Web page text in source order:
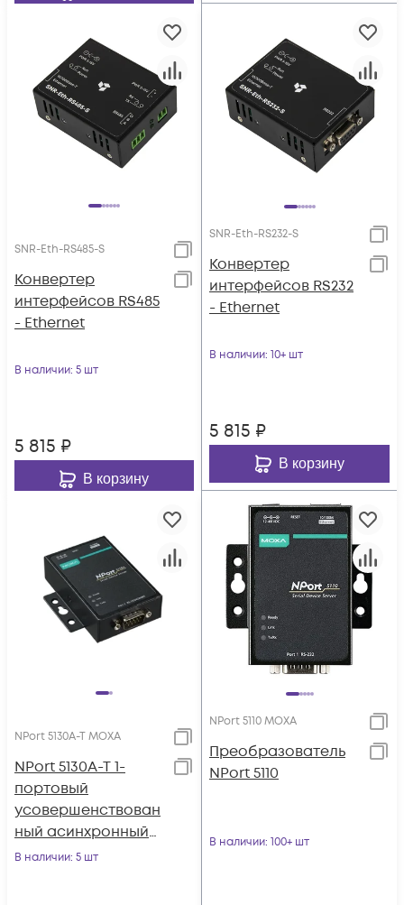
SNR-Eth-RS485-S
Конвертер
интерфейсов RS485
- Ethernet
В наличии: 5 шт
5 815 ₽
В корзину
SNR-Eth-RS232-S
Конвертер
интерфейсов RS232
- Ethernet
В наличии: 10+ шт
5 815 ₽
В корзину
NPort 5130A-T MOXA
NPort 5130A-T 1-
портовый
усовершенствован
ный асинхронный
сервер RS-422/485 в
В наличии: 5 шт
NPort 5110 MOXA
Преобразователь
NPort 5110
В наличии: 100+ шт